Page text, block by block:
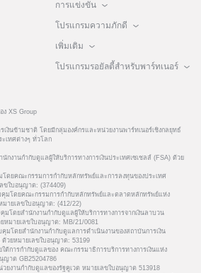
การแข่งขัน
โปรแกรมความภักดี
เพิ่มเติม
โปรแกรมรอยัลตี้สำหรับพาร์ทเนอร์
ง XS Group
เงินข้ามชาติ โดยมีกลุ่มองค์กรและหน่วยงานพาร์ทเนอร์เชิงกลยุทธ์
เทศต่างๆ ทั่วโลก
กงานกำกับดูแลผู้ให้บริการทางการเงินประเทศเซเชลส์ (FSA) ด้วย
ดยคณะกรรมการกำกับหลักทรัพย์และการลงทุนของประเทศ
ขใบอนุญาต: (374409)
คุมโดยคณะกรรมการกำกับหลักทรัพย์และตลาดหลักทรัพย์แห่ง
มายเลขใบอนุญาต: (412/22)
มโดยสำนักงานกำกับดูแลผู้ให้บริการทางการจากเงินลาบวน
ยหมายเลขใบอนุญาต: MB/21/0081
มโดยสำนักงานกำกับดูแลการดำเนินงานของสถาบันการเงิน
ด้วยหมายเลขใบอนุญาต: 53199
ต้การกำกับดูแลของ คณะกรรมาธิการบริการทางการเงินแห่ง
ญาต GB25204786
ยงานกำกับดูแลของรัฐคูเวต หมายเลขใบอนุญาต 513918